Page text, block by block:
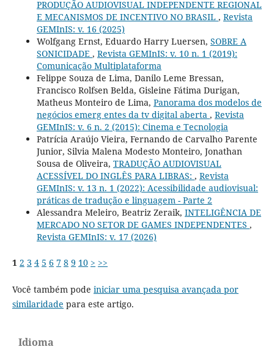
PRODUÇÃO AUDIOVISUAL INDEPENDENTE REGIONAL
E MECANISMOS DE INCENTIVO NO BRASIL , Revista
GEMInIS: v. 16 (2025)
Wolfgang Ernst, Eduardo Harry Luersen, SOBRE A
SONICIDADE , Revista GEMInIS: v. 10 n. 1 (2019):
Comunicação Multiplataforma
Felippe Souza de Lima, Danilo Leme Bressan,
Francisco Rolfsen Belda, Gisleine Fátima Durigan,
Matheus Monteiro de Lima, Panorama dos modelos de
negócios emerg entes da tv digital aberta , Revista
GEMInIS: v. 6 n. 2 (2015): Cinema e Tecnologia
Patrícia Araújo Vieira, Fernando de Carvalho Parente
Junior, Silvia Malena Modesto Monteiro, Jonathan
Sousa de Oliveira, TRADUÇÃO AUDIOVISUAL
ACESSÍVEL DO INGLÊS PARA LIBRAS: , Revista
GEMInIS: v. 13 n. 1 (2022): Acessibilidade audiovisual:
práticas de tradução e linguagem - Parte 2
Alessandra Meleiro, Beatriz Zeraik, INTELIGÊNCIA DE
MERCADO NO SETOR DE GAMES INDEPENDENTES ,
Revista GEMInIS: v. 17 (2026)
1 2 3 4 5 6 7 8 9 10 > >>
Você também pode iniciar uma pesquisa avançada por
similaridade para este artigo.
Idioma